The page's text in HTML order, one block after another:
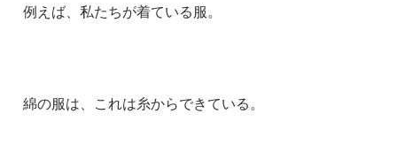
例えば、私たちが着ている服。
綿の服は、これは糸からできている。